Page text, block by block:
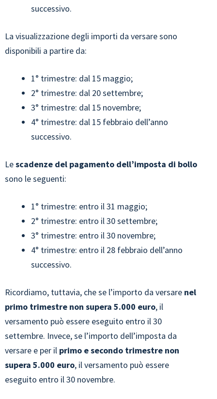
successivo.
La visualizzazione degli importi da versare sono
disponibili a partire da:
1° trimestre: dal 15 maggio;
2° trimestre: dal 20 settembre;
3° trimestre: dal 15 novembre;
4° trimestre: dal 15 febbraio dell’anno
successivo.
Lescadenze del pagamento dell’imposta di bollo
sono le seguenti:
1° trimestre: entro il 31 maggio;
2° trimestre: entro il 30 settembre;
3° trimestre: entro il 30 novembre;
4° trimestre: entro il 28 febbraio dell’anno
successivo.
Ricordiamo, tuttavia, che se l’importo da versare nel
primo trimestre non supera 5.000 euro, il
versamento può essere eseguito entro il 30
settembre. Invece, se l’importo dell’imposta da
versare e per il primo e secondo trimestre non
supera 5.000 euro, il versamento può essere
eseguito entro il 30 novembre.